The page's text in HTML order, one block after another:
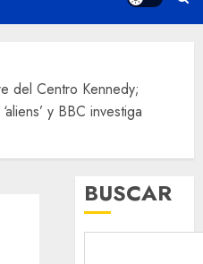
del Centro Kennedy;
y BBC investiga
BUSCAR